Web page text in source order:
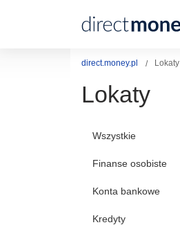
direct.money.pl Lokaty
Lokaty
Wszystkie
Finanse osobiste
Konta bankowe
Kredyty